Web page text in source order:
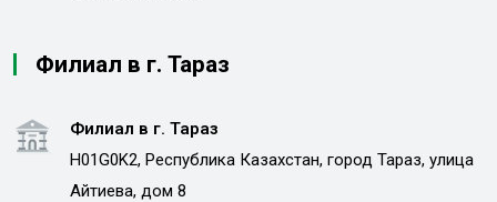
Филиал в г. Тараз
Филиал в г. Тараз
H01G0K2, Республика Казахстан, город Тараз, улица
Айтиева, дом 8